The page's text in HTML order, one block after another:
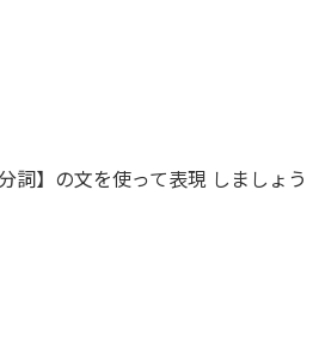
詞】の文を使って表現 しましょう